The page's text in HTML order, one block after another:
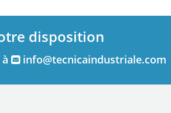
disposition
info@tecnicaindustriale.com